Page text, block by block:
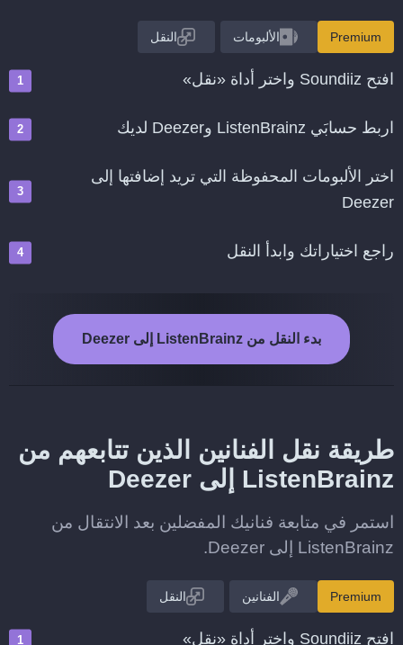
Premium الألبومات النقل
افتح Soundiiz واختر أداة «نقل»
اربط حسابَي ListenBrainz وDeezer لديك
اختر الألبومات المحفوظة التي تريد إضافتها إلى
Deezer
راجع اختياراتك وابدأ النقل
بدء النقل من ListenBrainz إلى Deezer
طريقة نقل الفنانين الذين تتابعهم من
ListenBrainz إلى Deezer
استمر في متابعة فنانيك المفضلين بعد الانتقال من
ListenBrainz إلى Deezer.
Premium الفنانين النقل
افتح Soundiiz واختر أداة «نقل»